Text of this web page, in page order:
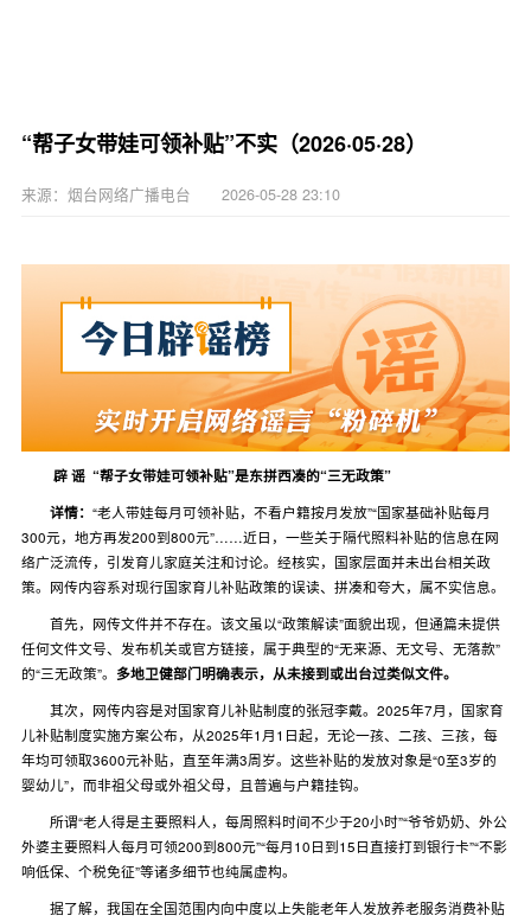
“帮子女带娃可领补贴”不实（2026·05·28）
来源：烟台网络广播电台 2026-05-28 23:10
辟 谣 “帮子女带娃可领补贴”是东拼西凑的“三无政策”
详情： “老人带娃每月可领补贴，不看户籍按月发放”“国家基础补贴每月
300元，地方再发200到800元”……近日，一些关于隔代照料补贴的信息在网
络广泛流传，引发育儿家庭关注和讨论。经核实，国家层面并未出台相关政
策。网传内容系对现行国家育儿补贴政策的误读、拼凑和夸大，属不实信息。
首先，网传文件并不存在。该文虽以“政策解读”面貌出现，但通篇未提供
任何文件文号、发布机关或官方链接，属于典型的“无来源、无文号、无落款”
的“三无政策”。 多地卫健部门明确表示，从未接到或出台过类似文件。
其次，网传内容是对国家育儿补贴制度的张冠李戴。2025年7月，国家育
儿补贴制度实施方案公布，从2025年1月1日起，无论一孩、二孩、三孩，每
年均可领取3600元补贴，直至年满3周岁。这些补贴的发放对象是“0至3岁的
婴幼儿”，而非祖父母或外祖父母，且普遍与户籍挂钩。
所谓“老人得是主要照料人，每周照料时间不少于20小时”“爷爷奶奶、外公
外婆主要照料人每月可领200到800元”“每月10日到15日直接打到银行卡”“不影
响低保、个税免征”等诸多细节也纯属虚构。
据了解，我国在全国范围内向中度以上失能老年人发放养老服务消费补贴